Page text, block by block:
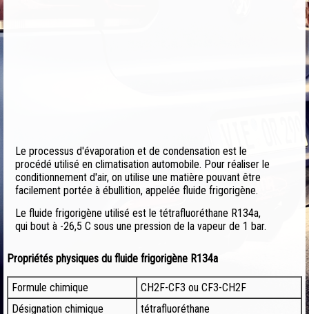
Le processus d'évaporation et de condensation est le
procédé utilisé en climatisation automobile. Pour réaliser le
conditionnement d'air, on utilise une matière pouvant être
facilement portée à ébullition, appelée fluide frigorigène.
Le fluide frigorigène utilisé est le tétrafluoréthane R134a,
qui bout à -26,5 C sous une pression de la vapeur de 1 bar.
Propriétés physiques du fluide frigorigène R134a
Formule chimique
CH2F-CF3 ou CF3-CH2F
Désignation chimique
tétrafluoréthane